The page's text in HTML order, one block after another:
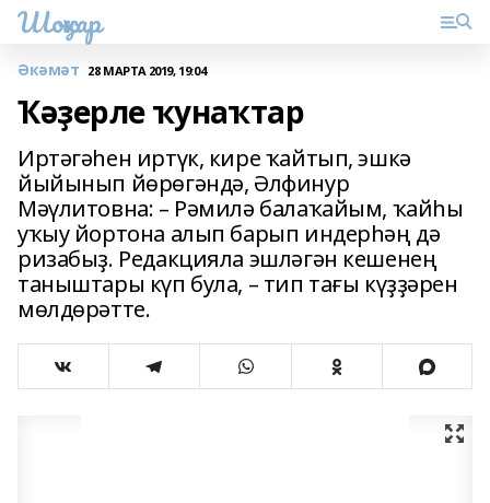
Шоңҡар
Әкәмәт 28 МАРТА 2019, 19:04
Ҡәҙерле ҡунаҡтар
Иртәгәһен иртүк, кире ҡайтып, эшкә
йыйынып йөрөгәндә, Әлфинур
Мәүлитовна: – Рәмилә балаҡайым, ҡайһы
уҡыу йортона алып барып индерһәң дә
ризабыҙ. Редакцияла эшләгән кешенең
таныштары күп була, – тип тағы күҙҙәрен
мөлдөрәтте.